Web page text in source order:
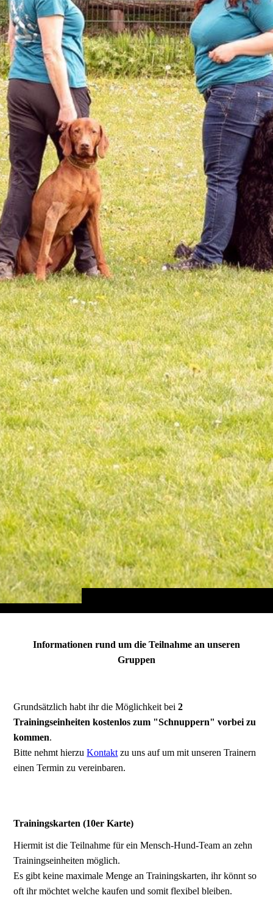
Informationen rund um die Teilnahme an unseren
Gruppen
Grundsätzlich habt ihr die Möglichkeit bei2
Trainingseinheiten kostenlos zum "Schnuppern" vorbei zu
kommen.
Bitte nehmt hierzuKontakt zu uns auf um mit unseren Trainern
einen Termin zu vereinbaren.
Trainingskarten (10er Karte)
Hiermit ist die Teilnahme für ein Mensch-Hund-Team an zehn
Trainingseinheiten möglich.
Es gibt keine maximale Menge an Trainingskarten, ihr könnt so
oft ihr möchtet welche kaufen und somit flexibel bleiben.